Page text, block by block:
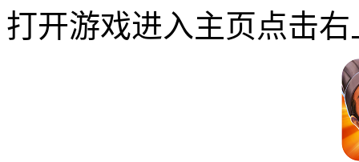
打开游戏进入主页点击